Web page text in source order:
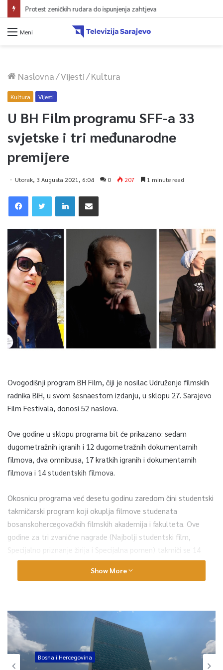
Protest zeničkih rudara do ispunjenja zahtjeva
Meni
Naslovna/Vijesti/Kultura
Kultura Vijesti
U BH Film programu SFF-a 33
svjetske i tri međunarodne
premijere
Utorak, 3 Augusta 2021, 6:04 0 207 1 minute read
Ovogodišnji program BH Film, čiji je nosilac Udruženje filmskih
radnika BiH, u svom šesnaestom izdanju, u sklopu 27. Sarajevo
Film Festivala, donosi 52 naslova.
Ove godine u sklopu programa bit će prikazano: sedam
dugometražnih igranih i 12 dugometražnih dokumentarnih
filmova, dva omnibusa, 17 kratkih igranih i dokumentarnih
filmova i 14 studentskih filmova.
Okosnicu programa već desetu godinu zaredom čini studentski
takmičarski program koji okuplja filmove studenata
bosanskohercegovačkih filmskih akademija i fakulteta. Ove
godine za tri zvanične nagrade (Najbolji studentski film,
Specijalno priznanje žirija i Specijalna pomen) takmiči se 14
filmova studenata Akademije umjetnosti iz Banja Luke,
Akademije scenskih umjetnosti Sarajevo, Sarajevo Film
O tome koji su najbolji bosanskohercegovački studentski
filmovi ove godine će odlučiti scenaristica i dramaturginja
Bojana Vidosavljević, rediteljica Nejra Latić Hulusić i reditelj
Goran Dujaković.
Show More
Bosna i Hercegovina
Bosna i Hercegovina